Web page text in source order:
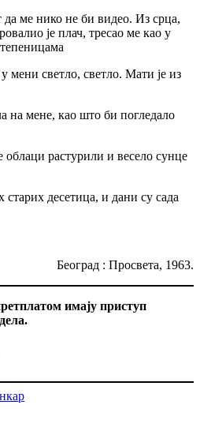
ме нико не би видео. Из срца,
је плач, тресао ме као у
мени светло, светло. Мати је из
на мене, као што би погледало
облаци растурили и весело сунце
десетица, и дани су сада
Београд : Просвета, 1963.
имају приступ